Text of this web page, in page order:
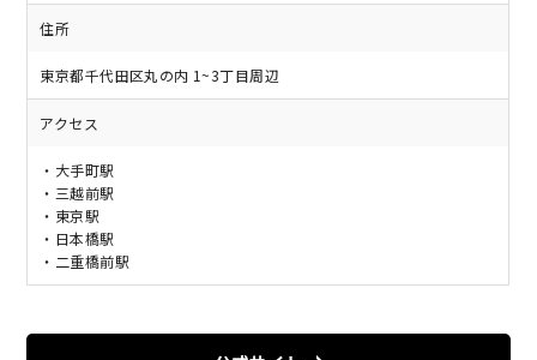
住所
東京都千代田区丸の内 1~3丁目周辺
アクセス
・大手町駅
・三越前駅
・東京駅
・日本橋駅
・二重橋前駅